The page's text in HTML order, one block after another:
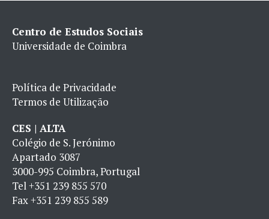
Centro de Estudos Sociais
Universidade de Coimbra
Política de Privacidade
Termos de Utilização
CES | ALTA
Colégio de S. Jerónimo
Apartado 3087
3000-995 Coimbra, Portugal
Tel+351 239 855 570
Fax+351 239 855 589